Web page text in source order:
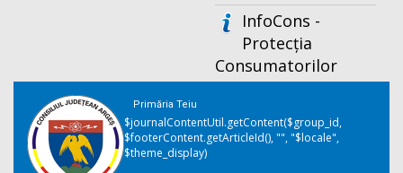
InfoCons -
Protecția
Consumatorilor
Primăria Teiu
$journalContentUtil.getContent($group_id,
$footerContent.getArticleId(), "", "$locale",
$theme_display)